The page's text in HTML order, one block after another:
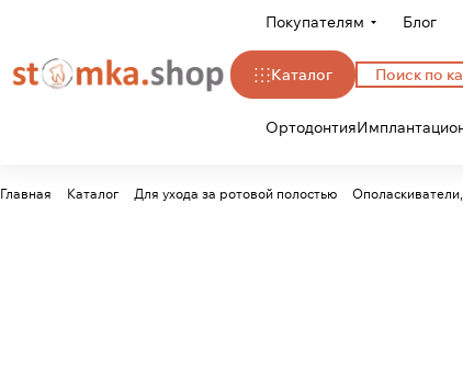
Покупателям Блог
Каталог
Ортодонтия
Главная Каталог Для ухода за ротовой полостью